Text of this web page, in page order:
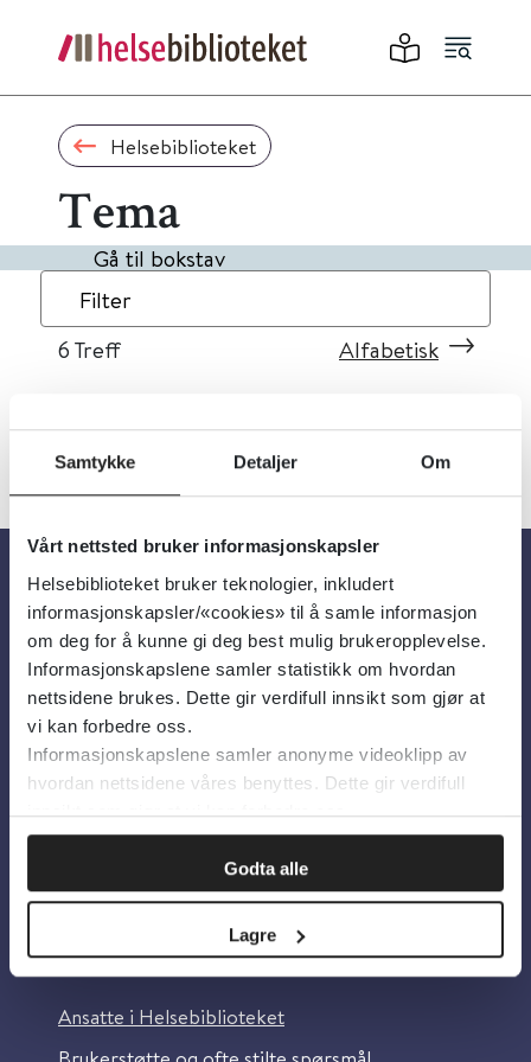
Samtykke Detaljer Om
Vårt nettsted bruker informasjonskapsler
Helsebiblioteket bruker teknologier, inkludert
informasjonskapsler/«cookies» til å samle informasjon
om deg for å kunne gi deg best mulig brukeropplevelse.
Informasjonskapslene samler statistikk om hvordan
nettsidene brukes. Dette gir verdifull innsikt som gjør at
vi kan forbedre oss.
Informasjonskapslene samler anonyme videoklipp av
hvordan nettsidene våres benyttes. Dette gir verdifull
innsikt som gjør at vi kan forbedre oss.
Godta alle
Lagre
Helsebiblioteket
Tema
Gå til bokstav
Filter
6 Treff Alfabetisk
Om oss
Om Helsebiblioteket
Personvern og informasjonskapsler
Tilgjengelighetserklæring
Information in English
Ansatte i Helsebiblioteket